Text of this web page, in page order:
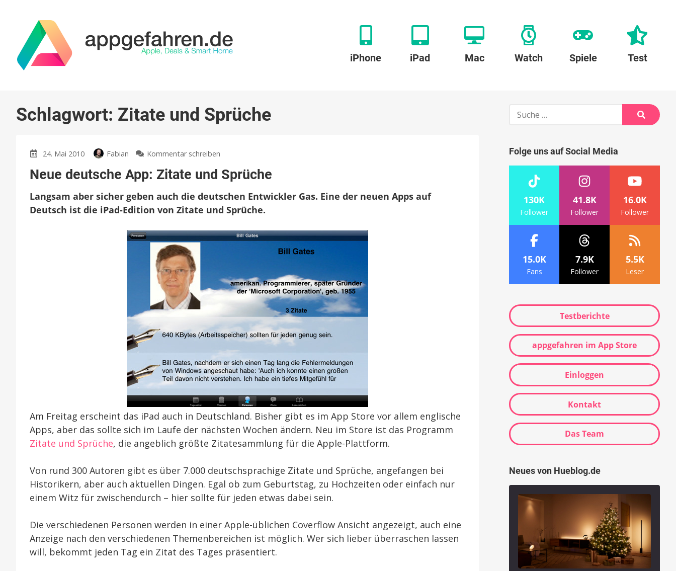
iPhone iPad Mac Watch Spiele Test
Schlagwort: Zitate und Sprüche
24. Mai 2010 Fabian Kommentar schreiben
deutsche
Zitate
und
Sprüche
Neue deutsche App: Zitate und Sprüche
Langsam aber sicher geben auch die deutschen Entwickler Gas. Eine der neuen Apps auf
Deutsch ist die iPad-Edition von Zitate und Sprüche.
Am Freitag erscheint das iPad auch in Deutschland. Bisher gibt es im App Store vor allem englische
Apps, aber das sollte sich im Laufe der nächsten Wochen ändern. Neu im Store ist das Programm
Zitate und Sprüche, die angeblich größte Zitatesammlung für die Apple-Plattform.
Von rund 300 Autoren gibt es über 7.000 deutschsprachige Zitate und Sprüche, angefangen bei
Historikern, aber auch aktuellen Dingen. Egal ob zum Geburtstag, zu Hochzeiten oder einfach nur
einem Witz für zwischendurch – hier sollte für jeden etwas dabei sein.
Die verschiedenen Personen werden in einer Apple-üblichen Coverflow Ansicht angezeigt, auch eine
Anzeige nach den verschiedenen Themenbereichen ist möglich. Wer sich lieber überraschen lassen
will, bekommt jeden Tag ein Zitat des Tages präsentiert.
Suche
Suche
Folge uns auf Social Media
130K
Follower
41.8K
Follower
16.0K
Follower
15.0K
Fans
7.9K
Follower
5.5K
Leser
Testberichte
appgefahren im App Store
Einloggen
Kontakt
Das Team
Neues von Hueblog.de